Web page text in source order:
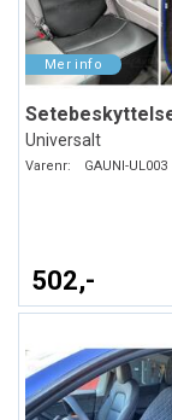
Universalt
Varenr: GAUNI-UL003
502,-